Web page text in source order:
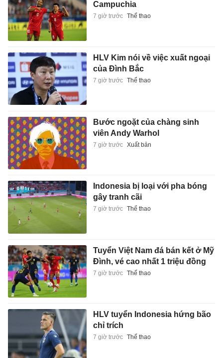
Campuchia
7 giờ trước Thể thao
HLV Kim nói về việc xuất ngoại
của Đình Bắc
7 giờ trước Thể thao
Bước ngoặt của chàng sinh
viên Andy Warhol
7 giờ trước Xuất bản
Indonesia bị loại với pha bóng
gây tranh cãi
7 giờ trước Thể thao
Tuyển Việt Nam đá bán kết ở Mỹ
Đình, vé cao nhất 1 triệu đồng
7 giờ trước Thể thao
HLV tuyển Indonesia hứng bão
chỉ trích
7 giờ trước Thể thao